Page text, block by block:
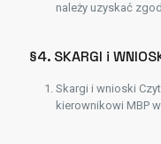
należy uzyskać
§4. SKARGI i
Skargi i wnioski
kierownikowi MBP